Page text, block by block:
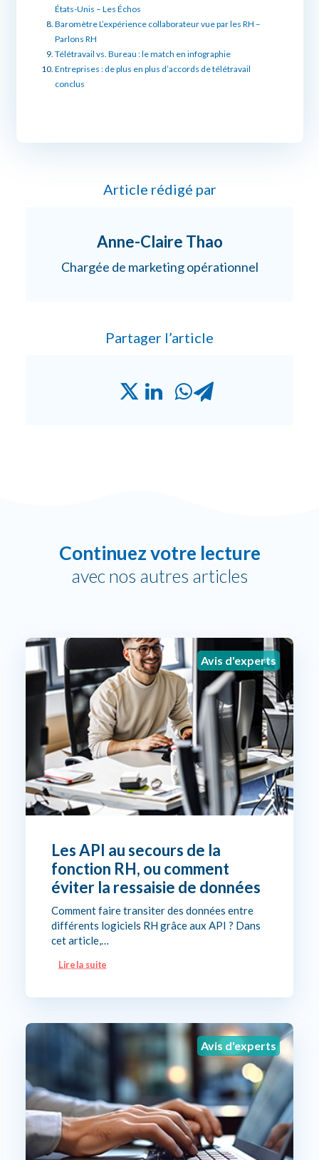
États-Unis – Les Échos
Baromètre L’expérience collaborateur vue par les RH –
Parlons RH
Télétravail vs. Bureau : le match en infographie
Entreprises : de plus en plus d’accords de télétravail
conclus
Article rédigé par
Anne-Claire Thao
Chargée de marketing opérationnel
Partager l’article
Continuez votre lecture
avec nos autres articles
Avis d'experts
Les API au secours de la
fonction RH, ou comment
éviter la ressaisie de données
Comment faire transiter des données entre
différents logiciels RH grâce aux API ? Dans
cet article,…
Lire la suite
Avis d'experts